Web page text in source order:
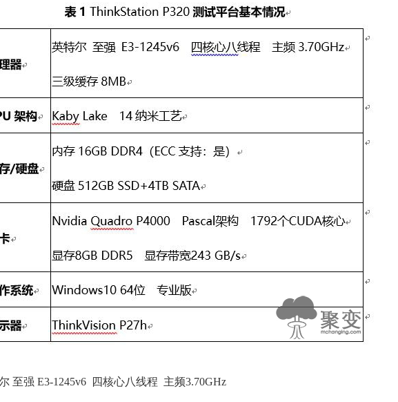
至强 E3-1245v6 四核心八线程 主频3.70GHz